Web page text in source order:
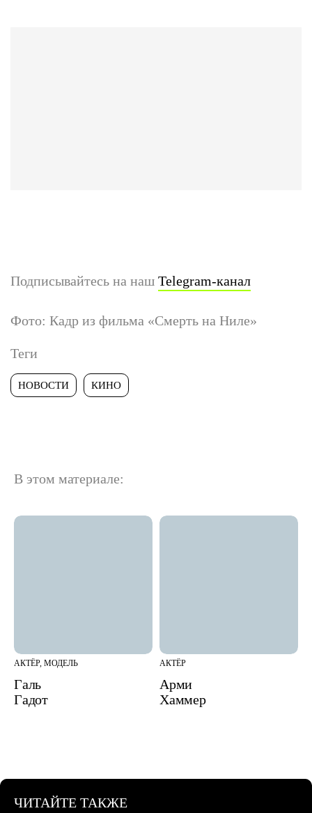
Подписывайтесь на наш Telegram-канал
Фото: Кадр из фильма «Смерть на Ниле»
Теги
НОВОСТИ КИНО
В этом материале:
АКТЁР, МОДЕЛЬ
Галь
Гадот
АКТЁР
Арми
Хаммер
ЧИТАЙТЕ ТАКЖЕ